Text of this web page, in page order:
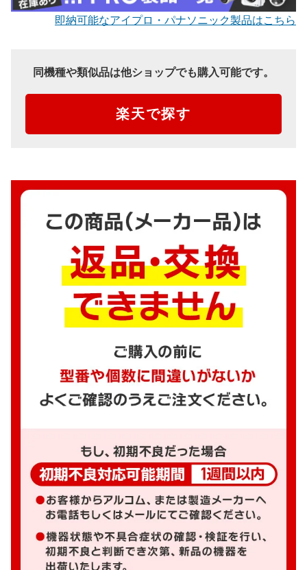
即納可能なアイプロ・パナソニック製品はこちら
同機種や類似品は他ショップでも購入可能です。
楽天で探す